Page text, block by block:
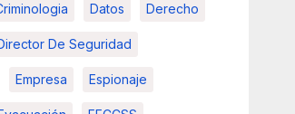
Datos Derecho
De Seguridad
Empresa Espionaje